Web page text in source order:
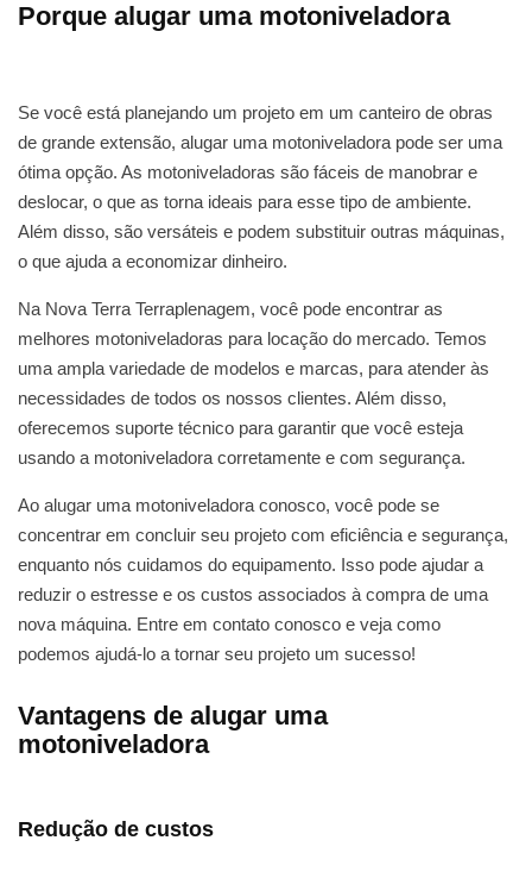
Porque alugar uma motoniveladora
Se você está planejando um projeto em um canteiro de obras
de grande extensão, alugar uma motoniveladora pode ser uma
ótima opção. As motoniveladoras são fáceis de manobrar e
deslocar, o que as torna ideais para esse tipo de ambiente.
Além disso, são versáteis e podem substituir outras máquinas,
o que ajuda a economizar dinheiro.
Na Nova Terra Terraplenagem, você pode encontrar as
melhores motoniveladoras para locação do mercado. Temos
uma ampla variedade de modelos e marcas, para atender às
necessidades de todos os nossos clientes. Além disso,
oferecemos suporte técnico para garantir que você esteja
usando a motoniveladora corretamente e com segurança.
Ao alugar uma motoniveladora conosco, você pode se
concentrar em concluir seu projeto com eficiência e segurança,
enquanto nós cuidamos do equipamento. Isso pode ajudar a
reduzir o estresse e os custos associados à compra de uma
nova máquina. Entre em contato conosco e veja como
podemos ajudá-lo a tornar seu projeto um sucesso!
Vantagens de alugar uma
motoniveladora
Redução de custos